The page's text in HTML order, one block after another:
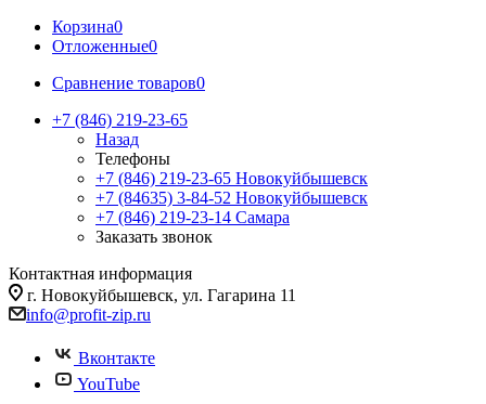
Корзина0
Отложенные0
Сравнение товаров0
+7 (846) 219-23-65
Назад
Телефоны
+7 (846) 219-23-65 Новокуйбышевск
+7 (84635) 3-84-52 Новокуйбышевск
+7 (846) 219-23-14 Самара
Заказать звонок
Контактная информация
г. Новокуйбышевск, ул. Гагарина 11
info@profit-zip.ru
Вконтакте
YouTube